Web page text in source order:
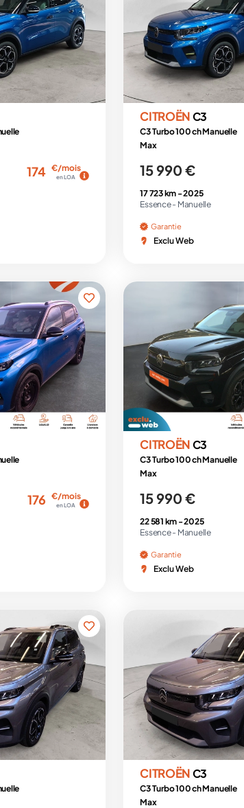
174 €/mois
en LOA
CITROËNC3
C3 Turbo 100 ch Manuelle
Max
15 990 €
17 723 km -2025
Essence - Manuelle
Garantie
Exclu Web
176 €/mois
en LOA
CITROËNC3
C3 Turbo 100 ch Manuelle
Max
15 990 €
22 581 km -2025
Essence - Manuelle
Garantie
Exclu Web
CITROËNC3
C3 Turbo 100 ch Manuelle
Max